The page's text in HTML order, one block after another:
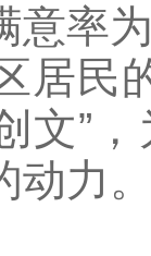
意率
居民
文”
动力